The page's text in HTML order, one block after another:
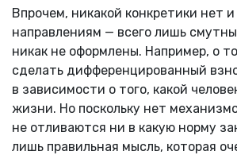
Впрочем, никакой конкретики нет
направлениям — всего лишь
никак не оформлены. Например, о
сделать дифференцированный
в зависимости о того, какой
жизни. Но поскольку нет
не отливаются ни в какую норму
лишь правильная мысль, которая